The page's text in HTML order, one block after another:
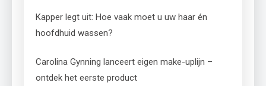
Kapper legt uit: Hoe vaak moet u uw haar én
hoofdhuid wassen?
Carolina Gynning lanceert eigen make-uplijn –
ontdek het eerste product